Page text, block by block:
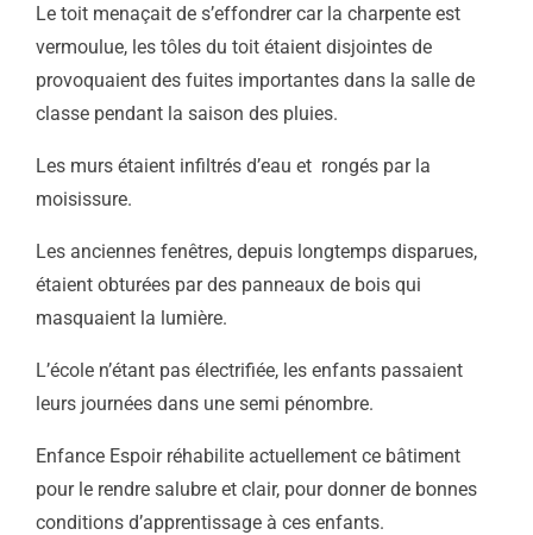
Le toit menaçait de s’effondrer car la charpente est
vermoulue, les tôles du toit étaient disjointes de
provoquaient des fuites importantes dans la salle de
classe pendant la saison des pluies.
Les murs étaient infiltrés d’eau et rongés par la
moisissure.
Les anciennes fenêtres, depuis longtemps disparues,
étaient obturées par des panneaux de bois qui
masquaient la lumière.
L’école n’étant pas électrifiée, les enfants passaient
leurs journées dans une semi pénombre.
Enfance Espoir réhabilite actuellement ce bâtiment
pour le rendre salubre et clair, pour donner de bonnes
conditions d’apprentissage à ces enfants.